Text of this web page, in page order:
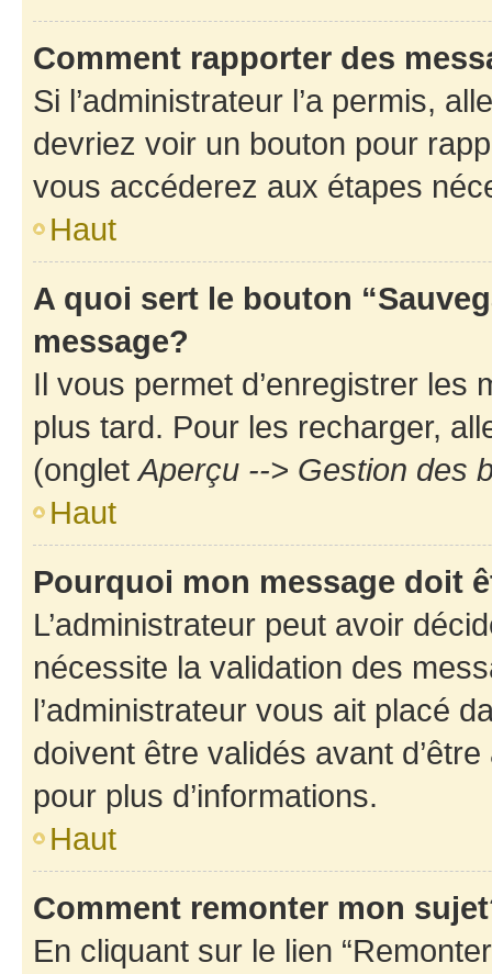
Comment rapporter des
Si l’administrateur l’a permis,
devriez voir un bouton pour
vous accéderez aux étapes
Haut
A quoi sert le bouton
message?
Il vous permet d’enregistrer
plus tard. Pour les recharger,
(ongletAperçu --> Gestion des
Haut
Pourquoi mon message doit
L’administrateur peut avoir
nécessite la validation des
l’administrateur vous ait placé
doivent être validés avant
pour plus d’informations.
Haut
Comment remonter mon
En cliquant sur le lien